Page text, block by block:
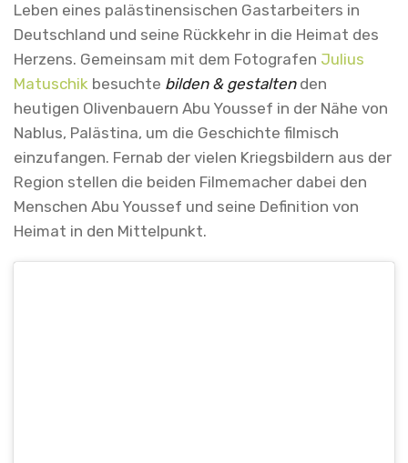
Leben eines palästinensischen Gastarbeiters in
Deutschland und seine Rückkehr in die Heimat des
Herzens. Gemeinsam mit dem Fotografen Julius
Matuschik besuchte bilden & gestaltenden
heutigen Olivenbauern Abu Youssef in der Nähe von
Nablus, Palästina, um die Geschichte filmisch
einzufangen. Fernab der vielen Kriegsbildern aus der
Region stellen die beiden Filmemacher dabei den
Menschen Abu Youssef und seine Definition von
Heimat in den Mittelpunkt.